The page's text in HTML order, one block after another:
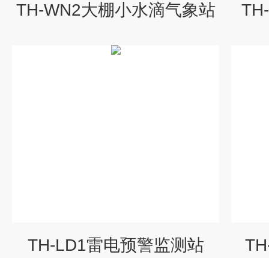
TH-WN2大棚小水滴气象站
TH-LD1雷电预警监测站